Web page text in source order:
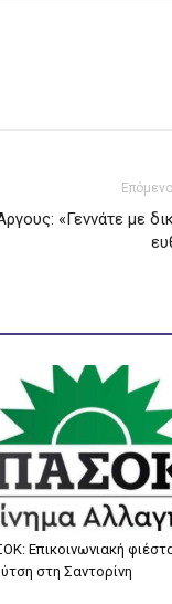
«Γεννάτε με
Επικοινωνιακή
στη Σαντορίνη